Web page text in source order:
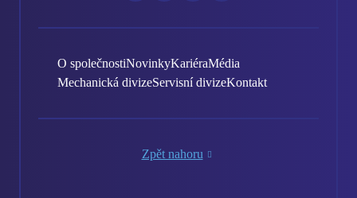
O společnostiNovinkyKariéraMédia
Mechanická divizeServisní divizeKontakt
Zpět nahoru